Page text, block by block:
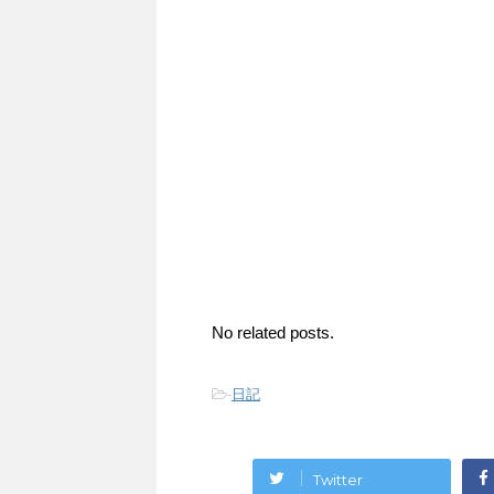
No related posts.
- 日記
Twitter